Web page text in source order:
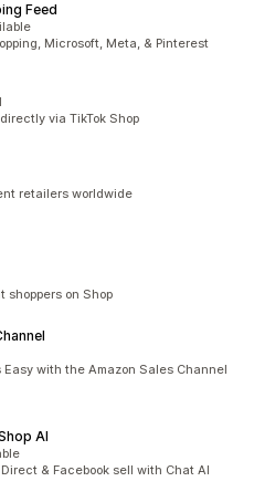
Feed
Microsoft, Meta, & Pinterest
via TikTok Shop
retailers worldwide
shoppers on Shop
with the Amazon Sales Channel
AI
& Facebook sell with Chat AI